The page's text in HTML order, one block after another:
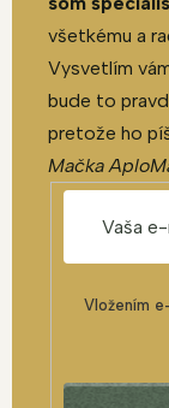
všetkému a
Vysvetlím
bude to
pretože ho
Mačka
Vložením